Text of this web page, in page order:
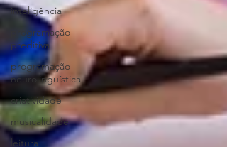
inteligência
programação
preditiva
programação
neurolinguística
criatividade
musicalidade
leitura